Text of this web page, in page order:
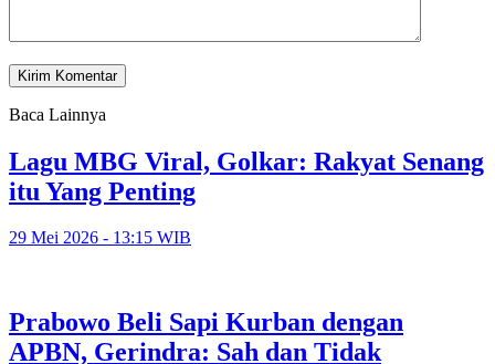
Baca Lainnya
Lagu MBG Viral, Golkar: Rakyat Senang
itu Yang Penting
29 Mei 2026 - 13:15 WIB
Prabowo Beli Sapi Kurban dengan
APBN, Gerindra: Sah dan Tidak